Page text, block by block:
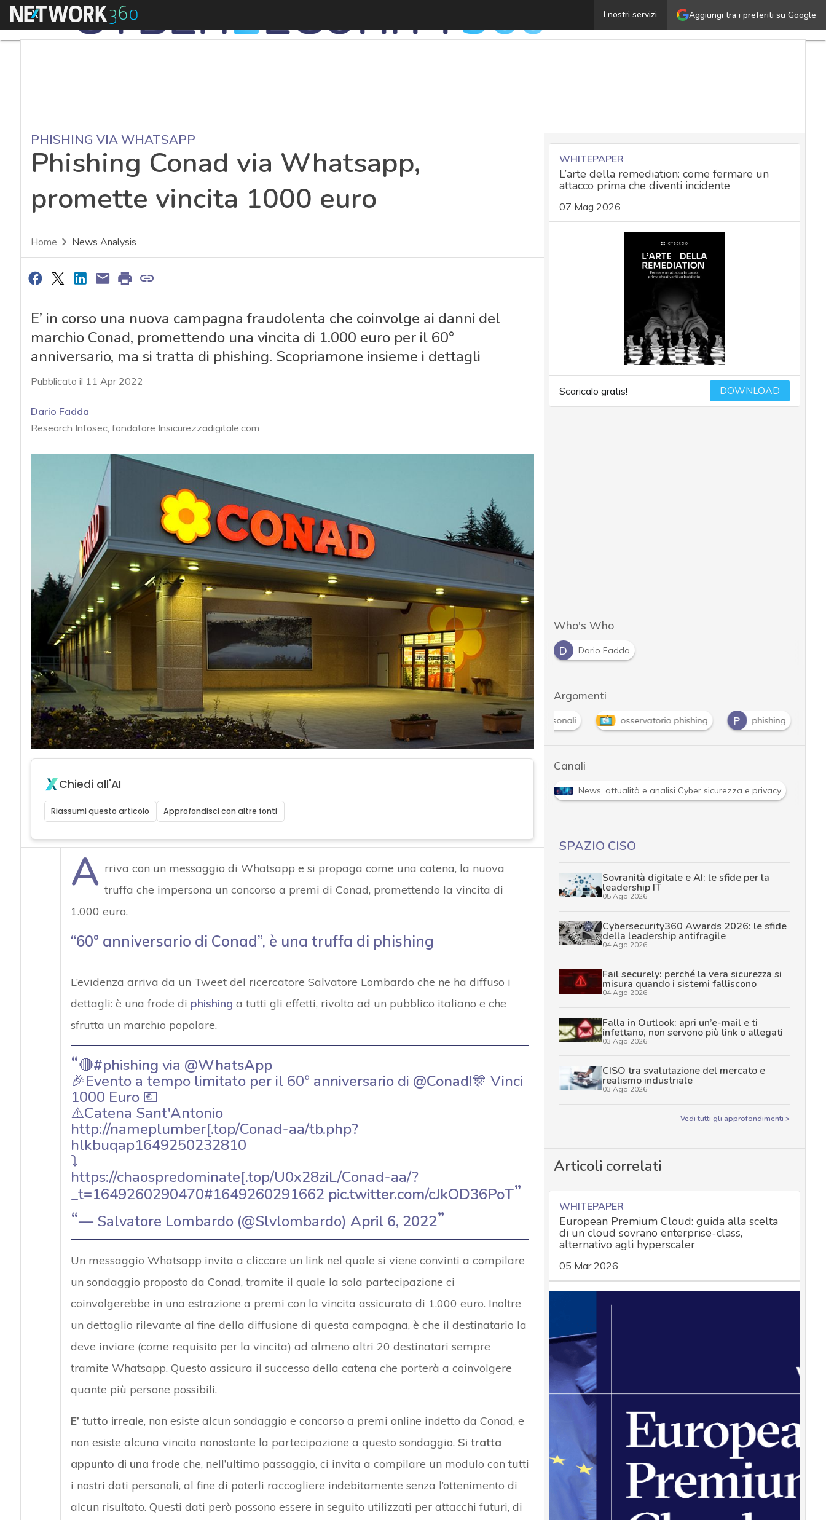
Aggiungi tra i preferiti su Google
I nostri servizi
Menu Phishing Conad via Whatsapp, promette vincita 1000
PHISHING VIA WHATSAPP
Phishing Conad via Whatsapp,
promette vincita 1000 euro
Home News Analysis
E’ in corso una nuova campagna fraudolenta che coinvolge ai danni del
marchio Conad, promettendo una vincita di 1.000 euro per il 60°
anniversario, ma si tratta di phishing. Scopriamone insieme i dettagli
Pubblicato il 11 Apr 2022
Dario Fadda
Research Infosec, fondatore Insicurezzadigitale.com
Chiedi all'AI
Riassumi questo articolo Approfondisci con altre fonti
A rriva con un messaggio di Whatsapp e si propaga come una catena, la nuova
truffa che impersona un concorso a premi di Conad, promettendo la vincita di
1.000 euro.
“60° anniversario di Conad”, è una truffa di phishing
L’evidenza arriva da un Tweet del ricercatore Salvatore Lombardo che ne ha diffuso i
dettagli: è una frode di phishing a tutti gli effetti, rivolta ad un pubblico italiano e che
sfrutta un marchio popolare.
🔴#phishing via @WhatsApp
🎉Evento a tempo limitato per il 60° anniversario di @Conad!🎊 Vinci
1000 Euro 💶
⚠️Catena Sant'Antonio
http://nameplumber[.top/Conad-aa/tb.php?
hlkbuqap1649250232810
⤵️
https://chaospredominate[.top/U0x28ziL/Conad-aa/?
_t=1649260290470#1649260291662 pic.twitter.com/cJkOD36PoT
— Salvatore Lombardo (@Slvlombardo) April 6, 2022
Un messaggio Whatsapp invita a cliccare un link nel quale si viene convinti a compilare
un sondaggio proposto da Conad, tramite il quale la sola partecipazione ci
coinvolgerebbe in una estrazione a premi con la vincita assicurata di 1.000 euro. Inoltre
un dettaglio rilevante al fine della diffusione di questa campagna, è che il destinatario la
deve inviare (come requisito per la vincita) ad almeno altri 20 destinatari sempre
tramite Whatsapp. Questo assicura il successo della catena che porterà a coinvolgere
quante più persone possibili.
E’ tutto irreale, non esiste alcun sondaggio e concorso a premi online indetto da Conad, e
non esiste alcuna vincita nonostante la partecipazione a questo sondaggio. Si tratta
appunto di una frode che, nell’ultimo passaggio, ci invita a compilare un modulo con tutti
i nostri dati personali, al fine di poterli raccogliere indebitamente senza l’ottenimento di
alcun risultato. Questi dati però possono essere in seguito utilizzati per attacchi futuri, di
WHITEPAPER
L’arte della remediation: come fermare un
attacco prima che diventi incidente
07 Mag 2026
Scaricalo gratis! DOWNLOAD
Who's Who
D
Dario Fadda
Argomenti
D
dati personali osservatorio phishing P phishing
Canali
News, attualità e analisi Cyber sicurezza e privacy
SPAZIO CISO
Sovranità digitale e AI: le sfide per la
leadership IT
05 Ago 2026
Cybersecurity360 Awards 2026: le sfide
della leadership antifragile
04 Ago 2026
Fail securely: perché la vera sicurezza si
misura quando i sistemi falliscono
04 Ago 2026
Falla in Outlook: apri un’e-mail e ti
infettano, non servono più link o allegati
03 Ago 2026
CISO tra svalutazione del mercato e
realismo industriale
03 Ago 2026
Vedi tutti gli approfondimenti >
Articoli correlati
WHITEPAPER
European Premium Cloud: guida alla scelta
di un cloud sovrano enterprise-class,
alternativo agli hyperscaler
05 Mar 2026